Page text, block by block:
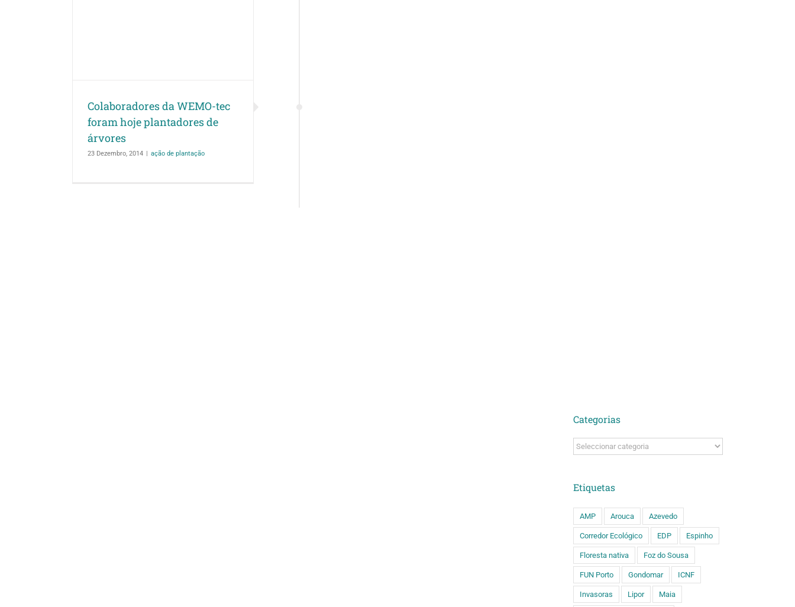
Colaboradores da WEMO-tec
foram hoje plantadores de
árvores
23 Dezembro, 2014 ação de plantação
Categorias
Categorias
Etiquetas
AMP Arouca Azevedo
Corredor Ecológico EDP Espinho
Floresta nativa Foz do Sousa
FUN Porto Gondomar ICNF
Invasoras Lipor Maia